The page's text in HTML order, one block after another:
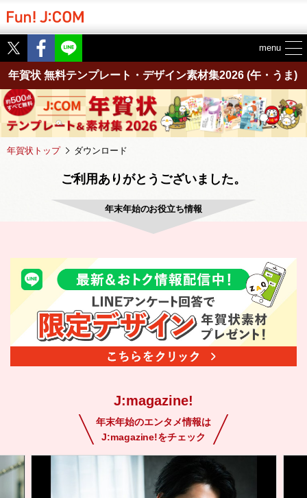
Twitter Facebook
menu
年賀状 無料テンプレート・デザイン素材集2026 (午・うま)
年賀状トップ ダウンロード
ご利用ありがとうございました。
年末年始のお役立ち情報
J:magazine!
年末年始のエンタメ情報は
J:magazine!をチェック